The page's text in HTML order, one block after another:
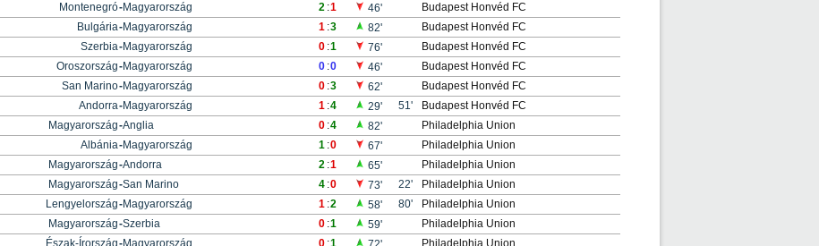
Montenegró-Magyarország 2 :1 46'
Budapest Honvéd FC
Bulgária-Magyarország 1 :3 82'
Budapest Honvéd FC
Szerbia-Magyarország 0 :1 76'
Budapest Honvéd FC
Oroszország-Magyarország 0 :0 46'
Budapest Honvéd FC
San Marino-Magyarország 0 :3 62'
Budapest Honvéd FC
Andorra-Magyarország 1 :4 29' 51'
Budapest Honvéd FC
Magyarország-Anglia 0 :4 82'
Philadelphia Union
Albánia-Magyarország 1 :0 67'
Philadelphia Union
Magyarország-Andorra 2 :1 65'
Philadelphia Union
Magyarország-San Marino 4 :0 73' 22'
Philadelphia Union
Lengyelország-Magyarország 1 :2 58' 80'
Philadelphia Union
Magyarország-Szerbia 0 :1 59'
Philadelphia Union
Észak-Írország-Magyarország 0 :1
Philadelphia Union